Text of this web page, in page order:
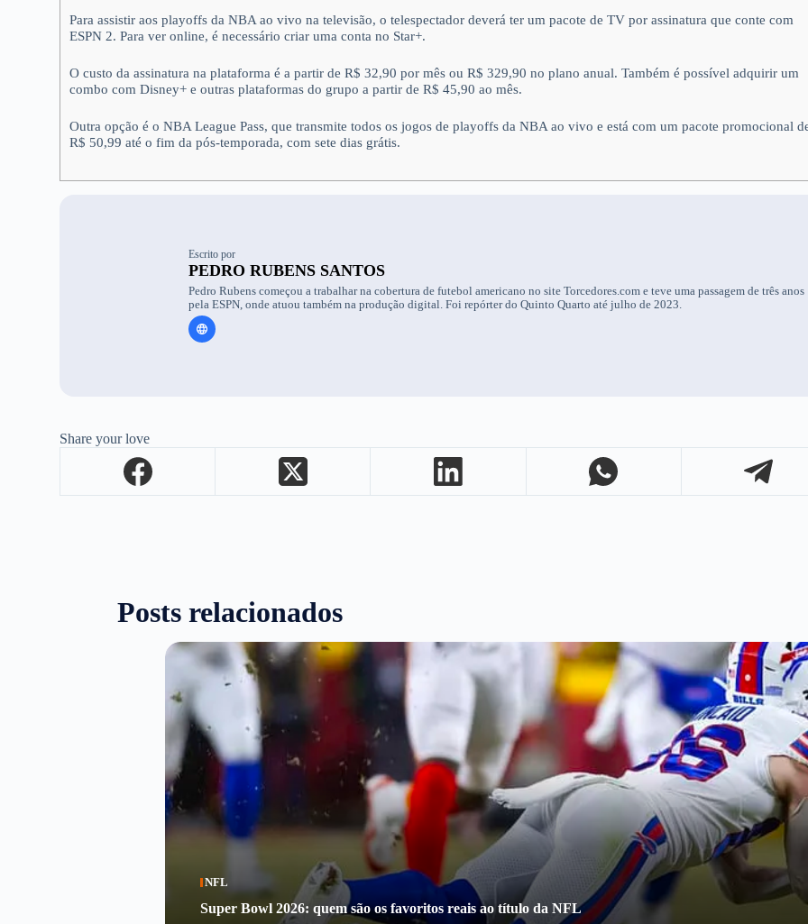
Para assistir aos playoffs da NBA ao vivo na televisão, o telespectador deverá ter um pacote de TV por assinatura que conte com
ESPN 2. Para ver online, é necessário criar uma conta no Star+.
O custo da assinatura na plataforma é a partir de R$ 32,90 por mês ou R$ 329,90 no plano anual. Também é possível adquirir um
combo com Disney+ e outras plataformas do grupo a partir de R$ 45,90 ao mês.
Outra opção é o NBA League Pass, que transmite todos os jogos de playoffs da NBA ao vivo e está com um pacote promocional
R$ 50,99 até o fim da pós-temporada, com sete dias grátis.
Escrito por
PEDRO RUBENS SANTOS
Pedro Rubens começou a trabalhar na cobertura de futebol americano no site Torcedores.com e teve uma passagem de três anos
pela ESPN, onde atuou também na produção digital. Foi repórter do Quinto Quarto até julho de 2023.
Share your love
Posts relacionados
NFL
Super Bowl 2026: quem são os favoritos reais ao título da NFL